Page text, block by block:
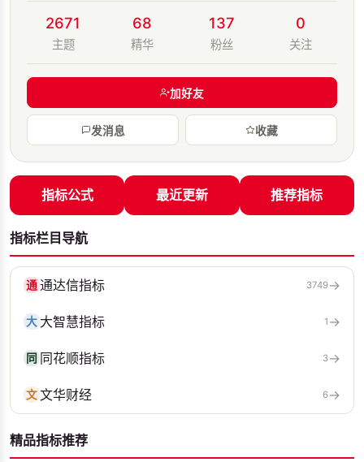
2671
主题
68
精华
137
粉丝
0
关注
加好友
发消息 收藏
指标公式 最近更新 推荐指标
指标栏目导航
通通达信指标 3749→
大 大智慧指标 1 →
同 同花顺指标 3→
文文华财经 6→
精品指标推荐